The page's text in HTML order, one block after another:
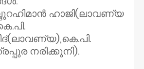
ഹാജി(ലാവണ്യ
നരിക്കുനി).